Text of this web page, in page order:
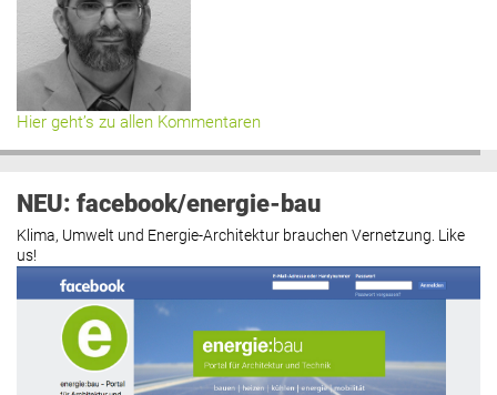
Hier geht’s zu allen Kommentaren
NEU: facebook/energie-bau
Klima, Umwelt und Energie-Architektur brauchen Vernetzung. Like
us!